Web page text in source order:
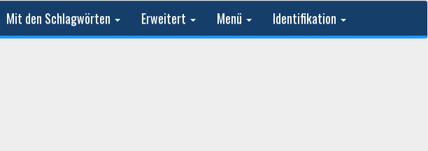
Mit den Schlagwörten Erweitert Menü Identifikation